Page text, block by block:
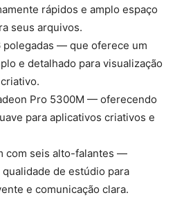
rápidos e amplo espaço
seus arquivos.
polegadas — que oferece um
e detalhado para visualização
Pro 5300M — oferecendo
para aplicativos criativos e
com seis alto-falantes —
de estúdio para
e comunicação clara.